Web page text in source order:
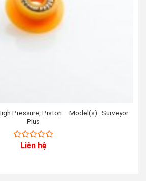
Pressure, Piston – Model(s) : Surveyor
Plus
Liên hệ